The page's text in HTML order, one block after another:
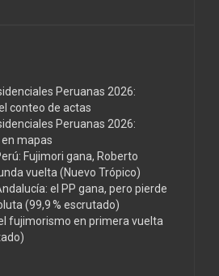
Peruanas 2026:
conteo de actas
Peruanas 2026:
mapas
Fujimori gana, Roberto
vuelta (Nuevo Trópico)
el PP gana, pero pierde
(99,9 % escrutado)
fujimorismo en primera vuelta